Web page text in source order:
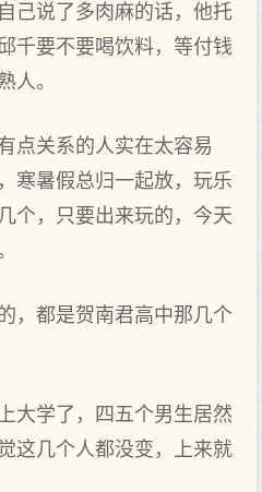
己说了多肉麻的话，他托
千要不要喝饮料，等付钱
人。
点关系的人实在太容易
寒暑假总归一起放，玩乐
个，只要出来玩的，今天
，都是贺南君高中那几个
大学了，四五个男生居然
这几个人都没变，上来就